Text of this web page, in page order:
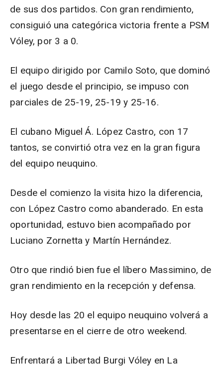
de sus dos partidos. Con gran rendimiento,
consiguió una categórica victoria frente a PSM
Vóley, por 3 a 0.
El equipo dirigido por Camilo Soto, que dominó
el juego desde el principio, se impuso con
parciales de 25-19, 25-19 y 25-16.
El cubano Miguel Á. López Castro, con 17
tantos, se convirtió otra vez en la gran figura
del equipo neuquino.
Desde el comienzo la visita hizo la diferencia,
con López Castro como abanderado. En esta
oportunidad, estuvo bien acompañado por
Luciano Zornetta y Martín Hernández.
Otro que rindió bien fue el líbero Massimino, de
gran rendimiento en la recepción y defensa.
Hoy desde las 20 el equipo neuquino volverá a
presentarse en el cierre de otro weekend.
Enfrentará a Libertad Burgi Vóley en La